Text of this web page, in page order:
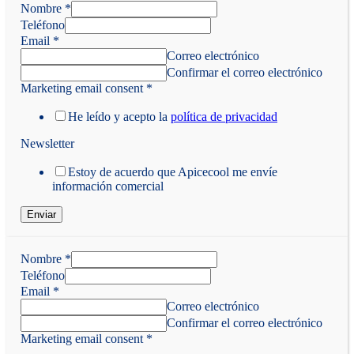
Nombre *
Teléfono
Email *
Correo electrónico
Confirmar el correo electrónico
Marketing email consent *
He leído y acepto la política de privacidad
Newsletter
Estoy de acuerdo que Apicecool me envíe
información comercial
Enviar
Nombre *
Teléfono
Email *
Correo electrónico
Confirmar el correo electrónico
Marketing email consent *